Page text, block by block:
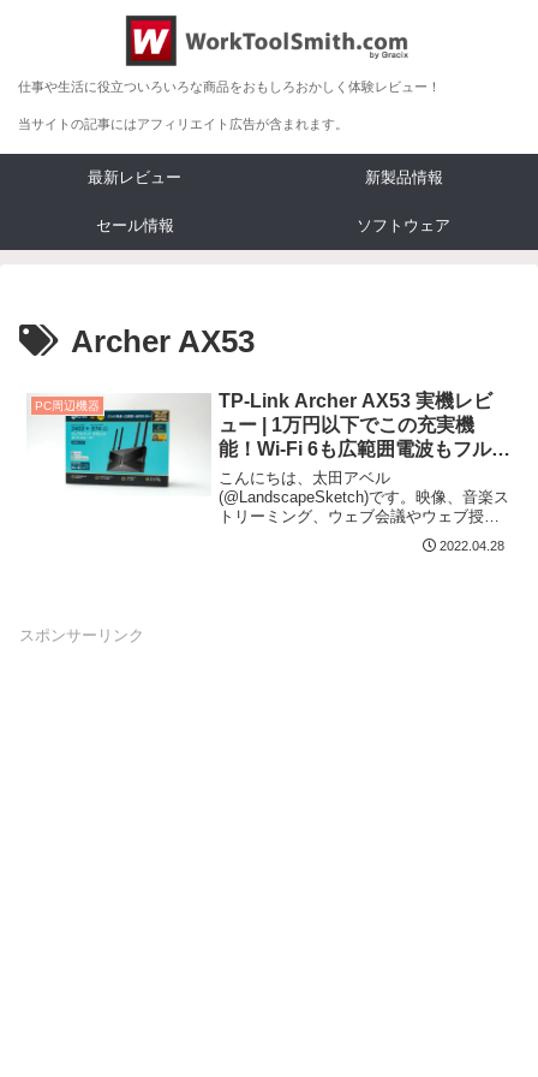
仕事や生活に役立ついろいろな商品をおもしろおかしく体験レビュー！
当サイトの記事にはアフィリエイト広告が含まれます。
最新レビュー 新製品情報
セール情報 ソフトウェア
Archer AX53
PC周辺機器
TP-Link Archer AX53 実機レビ
ュー | 1万円以下でこの充実機
能！Wi-Fi 6も広範囲電波もフル装
備の無線ルーター
こんにちは、太田アベル
(@LandscapeSketch)です。映像、音楽ス
トリーミング、ウェブ会議やウェブ授業
まで、非常に重要になってきたWi-Fi（無
2022.04.28
スポンサーリンク